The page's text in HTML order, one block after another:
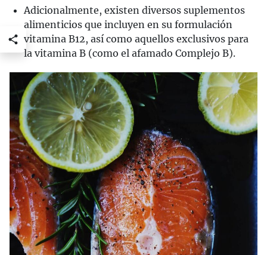
Adicionalmente, existen diversos suplementos
alimenticios que incluyen en su formulación
vitamina B12, así como aquellos exclusivos para
la vitamina B (como el afamado Complejo B).